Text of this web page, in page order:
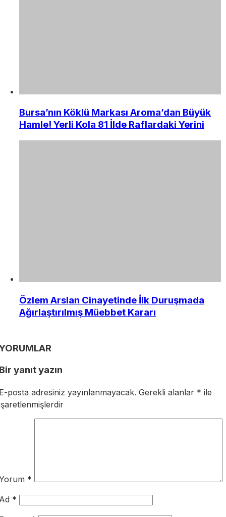
Bursa’nın Köklü Markası Aroma’dan Büyük
Hamle! Yerli Kola 81 İlde Raflardaki Yerini
Özlem Arslan Cinayetinde İlk Duruşmada
Ağırlaştırılmış Müebbet Kararı
yanıt yazın
posta adresiniz yayınlanmayacak. Gerekli alanlar * ile
*
*